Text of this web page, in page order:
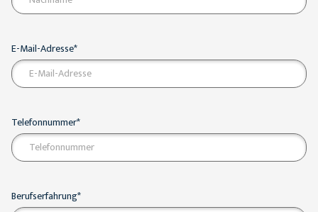
E-Mail-Adresse*
Telefonnummer*
Berufserfahrung*